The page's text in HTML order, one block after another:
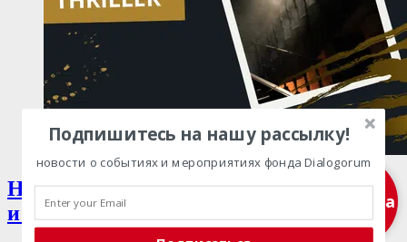
Напиши свой криминальный роман —
и издай его с Prae Kiadó
Подписка
Подпишитесь на нашу рассылку!
новости о событиях и мероприятиях фонда Dialogorum